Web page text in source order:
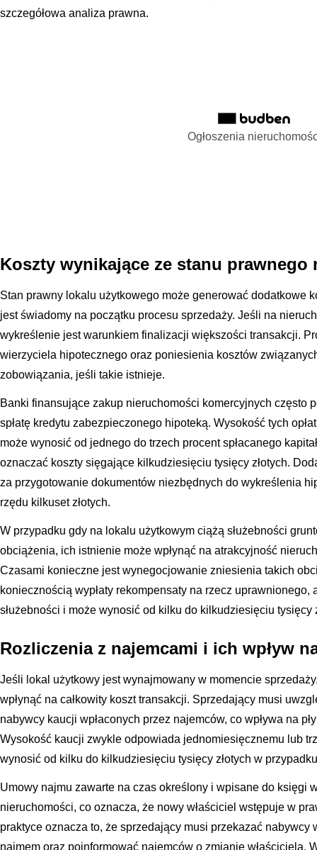
szczegółowa analiza prawna.
Ogłoszenia
Koszty wynikające ze stanu prawnego
Stan prawny lokalu użytkowego może generować dodatkowe
jest świadomy na początku procesu sprzedaży. Jeśli na
wykreślenie jest warunkiem finalizacji większości transakcji.
wierzyciela hipotecznego oraz poniesienia kosztów
zobowiązania, jeśli takie istnieje.
Banki finansujące zakup nieruchomości komercyjnych często
spłatę kredytu zabezpieczonego hipoteką. Wysokość tych
może wynosić od jednego do trzech procent spłacanego
oznaczać koszty sięgające kilkudziesięciu tysięcy złotych.
za przygotowanie dokumentów niezbędnych do wykreślenia
rzędu kilkuset złotych.
W przypadku gdy na lokalu użytkowym ciążą służebności
obciążenia, ich istnienie może wpłynąć na atrakcyjność
Czasami konieczne jest wynegocjowanie zniesienia takich
koniecznością wypłaty rekompensaty na rzecz
służebności i może wynosić od kilku do kilkudziesięciu tysięcy
Rozliczenia z najemcami i ich wpływ
Jeśli lokal użytkowy jest wynajmowany w momencie
wpłynąć na całkowity koszt transakcji. Sprzedający musi
nabywcy kaucji wpłaconych przez najemców, co wpływa na
Wysokość kaucji zwykle odpowiada jednomiesięcznemu lub
wynosić od kilku do kilkudziesięciu tysięcy złotych w
Umowy najmu zawarte na czas określony i wpisane do księgi
nieruchomości, co oznacza, że nowy właściciel wstępuje w
praktyce oznacza to, że sprzedający musi przekazać nabywcy
najmem oraz poinformować najemców o zmianie właściciela.